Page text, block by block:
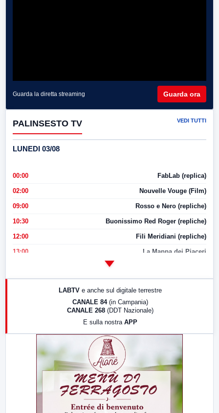
Guarda la diretta streaming Guarda ora
PALINSESTO TV VEDI TUTTI
LUNEDI 03/08
00:00 FabLab (replica)
02:00 Nouvelle Vouge (Film)
09:00 Rosso e Nero (repliche)
10:30 Buonissimo Red Roger (repliche)
12:00 Fili Meridiani (repliche)
13:00 La Mappa dei Piaceri
17:00 LabNews (replica)
LABTV e anche sul digitale terrestre
CANALE 84 (in Campania)
CANALE 268 (DDT Nazionale)
E sulla nostra APP